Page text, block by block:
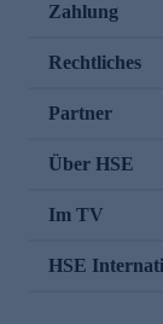
Zahlung
Rechtliches
Partner
Über HSE
Im TV
HSE